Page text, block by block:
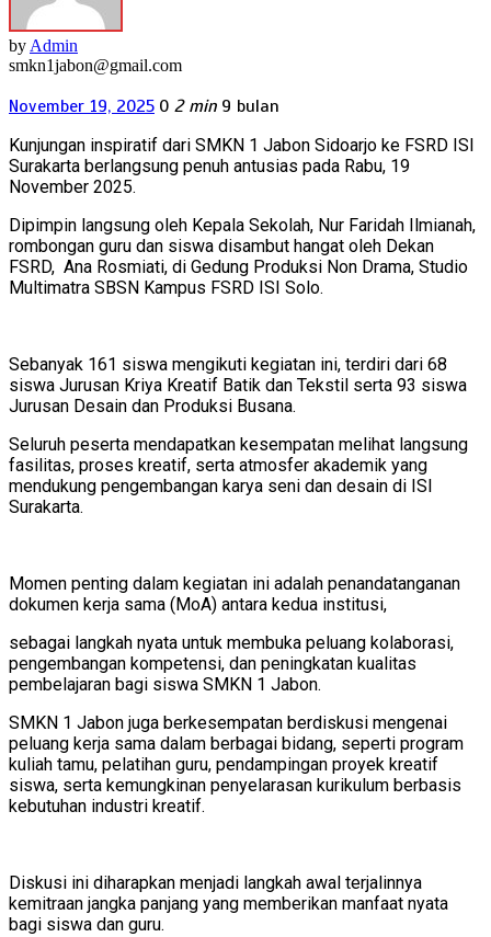
by Admin
smkn1jabon@gmail.com
November 19, 2025 0 2 min 9 bulan
Kunjungan inspiratif dari SMKN 1 Jabon Sidoarjo ke FSRD ISI
Surakarta berlangsung penuh antusias pada Rabu, 19
November 2025.
Dipimpin langsung oleh Kepala Sekolah, Nur Faridah Ilmianah,
rombongan guru dan siswa disambut hangat oleh Dekan
FSRD, Ana Rosmiati, di Gedung Produksi Non Drama, Studio
Multimatra SBSN Kampus FSRD ISI Solo.
Sebanyak 161 siswa mengikuti kegiatan ini, terdiri dari 68
siswa Jurusan Kriya Kreatif Batik dan Tekstil serta 93 siswa
Jurusan Desain dan Produksi Busana.
Seluruh peserta mendapatkan kesempatan melihat langsung
fasilitas, proses kreatif, serta atmosfer akademik yang
mendukung pengembangan karya seni dan desain di ISI
Surakarta.
Momen penting dalam kegiatan ini adalah penandatanganan
dokumen kerja sama (MoA) antara kedua institusi,
sebagai langkah nyata untuk membuka peluang kolaborasi,
pengembangan kompetensi, dan peningkatan kualitas
pembelajaran bagi siswa SMKN 1 Jabon.
SMKN 1 Jabon juga berkesempatan berdiskusi mengenai
peluang kerja sama dalam berbagai bidang, seperti program
kuliah tamu, pelatihan guru, pendampingan proyek kreatif
siswa, serta kemungkinan penyelarasan kurikulum berbasis
kebutuhan industri kreatif.
Diskusi ini diharapkan menjadi langkah awal terjalinnya
kemitraan jangka panjang yang memberikan manfaat nyata
bagi siswa dan guru.